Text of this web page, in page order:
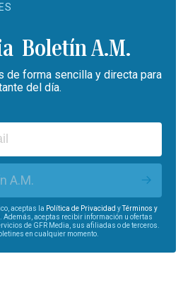
Boletín A.M.
de forma sencilla y directa para
del día.
A.M.
aceptas la Política de Privacidad yTérminos y
Además, aceptas recibir información u ofertas
de GFR Media, sus afiliadas o de terceros.
en cualquier momento.